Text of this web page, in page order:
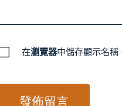
在瀏覽器中儲存顯示名